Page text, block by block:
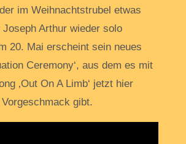
im Weihnachtstrubel etwas
Arthur wieder solo
20. Mai erscheint sein neues
Ceremony‘, aus dem es mit
‚Out On A Limb‘ jetzt hier
gibt.